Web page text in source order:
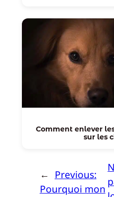
Comment enlever
sur les
← Previous:
Pourquoi mon